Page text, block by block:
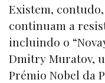
Existem,
continuam a
incluindo o “
Dmitry Muratov,
Prémio Nobel da